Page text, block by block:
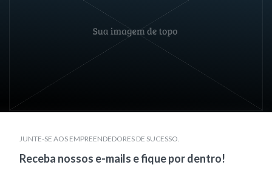
JUNTE-SE AOS EMPREENDEDORES DE SUCESSO.
Receba nossos e-mails e fique por dentro!